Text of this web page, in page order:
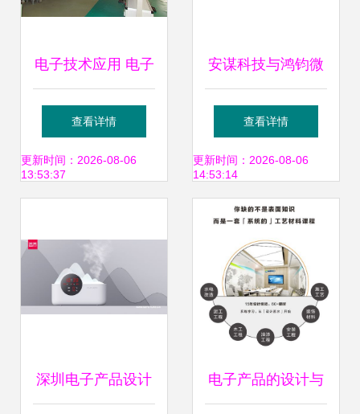
电子技术应用 电子
产品设计与技术开
发展望
查看详情
更新时间：2026-08-06
13:53:37
安谋科技与鸿钧微
电子携手 加速服务
器CPU产业与生态
落地的新篇章
查看详情
更新时间：2026-08-06
14:53:14
深圳电子产品设计 电子产品的设计与